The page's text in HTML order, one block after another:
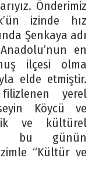
Önderimiz
izinde hız
Şenkaya adı
en
ilçesi olma
elde etmiştir.
filizlenen yerel
Köycü ve
ve kültürel
bu günün
“Kültür ve